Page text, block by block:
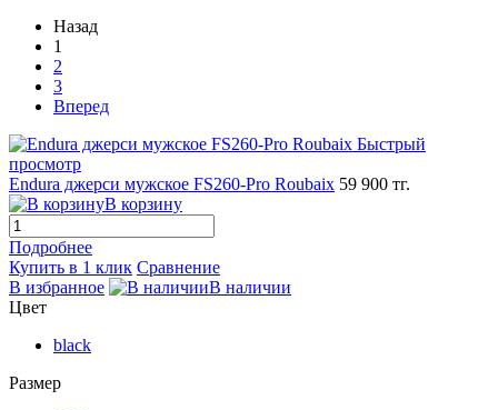
Назад
1
2
3
Вперед
Быстрый
просмотр
Endura джерси мужское FS260-Pro Roubaix 59 900 тг.
В корзину
Подробнее
Купить в 1 клик Сравнение
В избранное
В наличии
Цвет
black
Размер